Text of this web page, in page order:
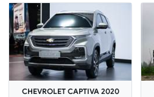
CHEVROLET CAPTIVA 2020